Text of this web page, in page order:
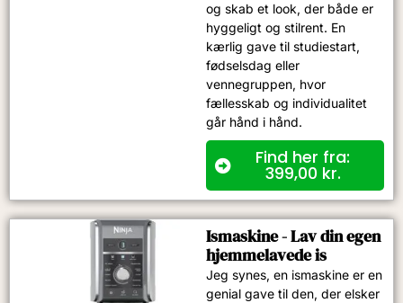
og skab et look, der både er
hyggeligt og stilrent. En
kærlig gave til studiestart,
fødselsdag eller
vennegruppen, hvor
fællesskab og individualitet
går hånd i hånd.
Find her fra:
399,00 kr.
Ismaskine - Lav din egen
hjemmelavede is
Jeg synes, en ismaskine er en
genial gave til den, der elsker